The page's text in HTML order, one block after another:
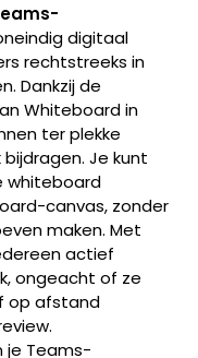
digitaal
rechtstreeks in
Dankzij de
Whiteboard in
ter plekke
Je kunt
whiteboard
canvas, zonder
maken. Met
actief
ongeacht of ze
op afstand
je Teams-